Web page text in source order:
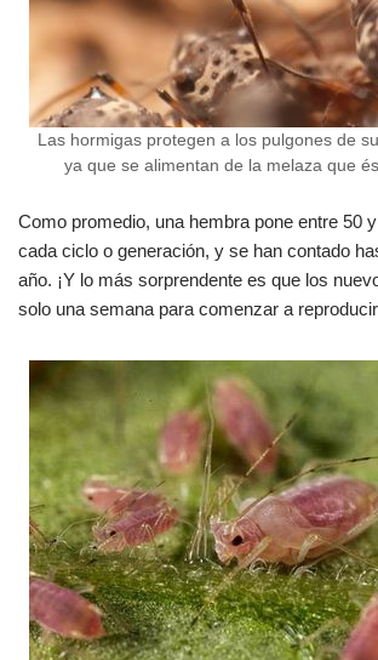
Las hormigas protegen a los pulgones de
ya que se alimentan de la melaza que
Como promedio, una hembra pone entre 50
cada ciclo o generación, y se han contado
año. ¡Y lo más sorprendente es que los
solo una semana para comenzar a